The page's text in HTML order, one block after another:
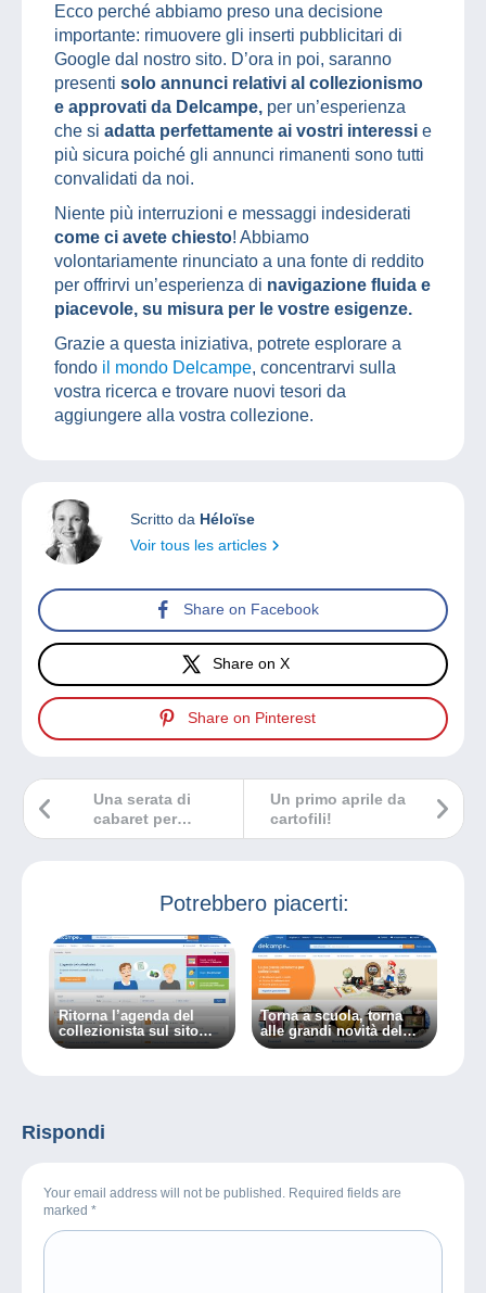
Ecco perché abbiamo preso una decisione
importante: rimuovere gli inserti pubblicitari di
Google dal nostro sito. D’ora in poi, saranno
presenti solo annunci relativi al collezionismo
e approvati da Delcampe, per un’esperienza
che si adatta perfettamente ai vostri interessi e
più sicura poiché gli annunci rimanenti sono tutti
convalidati da noi.
Niente più interruzioni e messaggi indesiderati
come ci avete chiesto! Abbiamo
volontariamente rinunciato a una fonte di reddito
per offrirvi un’esperienza di navigazione fluida e
piacevole, su misura per le vostre esigenze.
Grazie a questa iniziativa, potrete esplorare a
fondo il mondo Delcampe, concentrarvi sulla
vostra ricerca e trovare nuovi tesori da
aggiungere alla vostra collezione.
Scritto da Héloïse
Voir tous les articles
Share on Facebook
Share on X
Share on Pinterest
Un primo aprile da
cartofili!
Una serata di
cabaret per
cartofili!
Potrebbero piacerti:
Ritorna l’agenda del
collezionista sul sito
Delcampe
Torna a scuola, torna
alle grandi novità del
tuo sito Delcampe!
Rispondi
Your email address will not be published. Required fields are
marked *